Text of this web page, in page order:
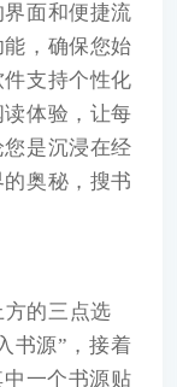
面和便捷流
，确保您始
支持个性化
体验，让每
是沉浸在经
奥秘，搜书
的三点选
书源”，接着
一个书源贴